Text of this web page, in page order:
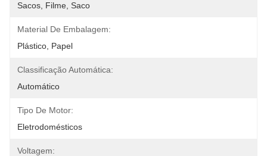
Sacos, Filme, Saco
Material De Embalagem:
Plástico, Papel
Classificação Automática:
Automático
Tipo De Motor:
Eletrodomésticos
Voltagem: